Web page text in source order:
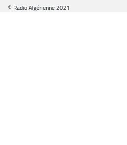
© Radio Algérienne 2021